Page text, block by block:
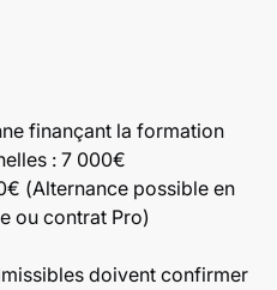
finançant la formation
: 7 000€
(Alternance possible en
ou contrat Pro)
doivent confirmer